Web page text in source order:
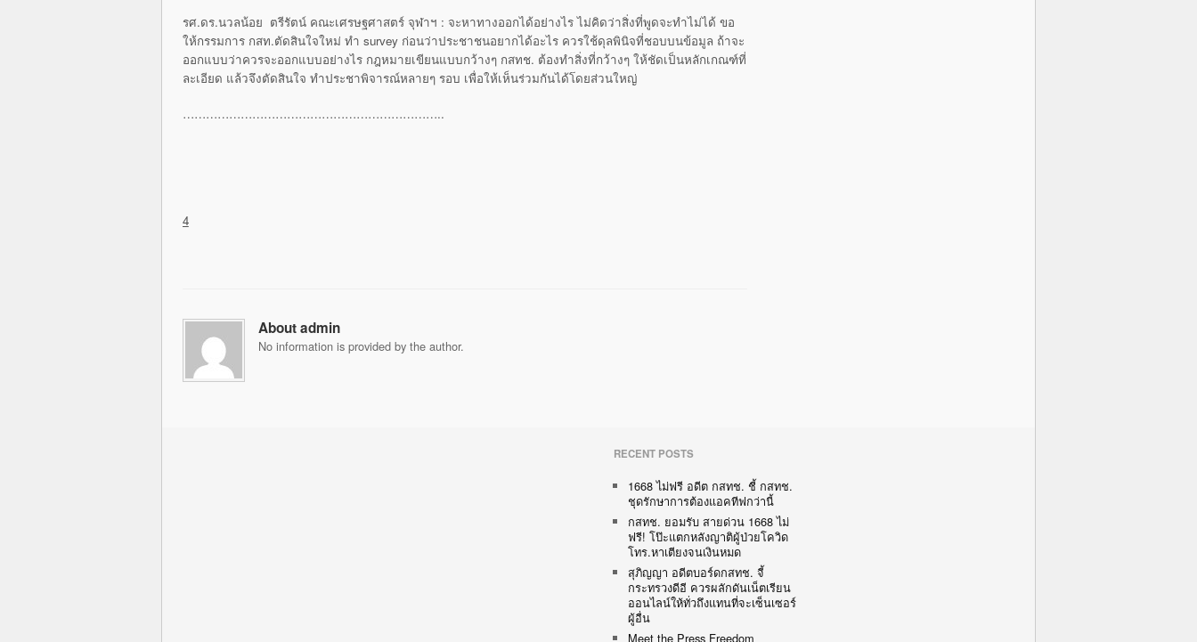
รศ.ดร.นวลน้อย ตรีรัตน์ คณะเศรษฐศาสตร์ จุฬาฯ : จะหาทางออกได้อย่างไร ไม่คิดว่าสิ่งที่พูดจะทำไม่ได้ ขอ
ให้กรรมการ กสท.ตัดสินใจใหม่ ทำ survey ก่อนว่าประชาชนอยากได้อะไร ควรใช้ดุลพินิจที่ชอบบนข้อมูล ถ้าจะ
ออกแบบว่าควรจะออกแบบอย่างไร กฎหมายเขียนแบบกว้างๆ กสทช. ต้องทำสิ่งที่กว้างๆ ให้ชัดเป็นหลักเกณฑ์ที่
ละเอียด แล้วจึงตัดสินใจ ทำประชาพิจารณ์หลายๆ รอบ เพื่อให้เห็นร่วมกันได้โดยส่วนใหญ่
…………………………………………………………..
4
About admin
No information is provided by the author.
RECENT POSTS
1668 ไม่ฟรี อดีต กสทช. ชี้ กสทช.
ชุดรักษาการต้องแอคทีฟกว่านี้
กสทช. ยอมรับ สายด่วน 1668 ไม่
ฟรี! โป๊ะแตกหลังญาติผู้ป่วยโควิด
โทร.หาเตียงจนเงินหมด
สุภิญญา อดีตบอร์ดกสทช. จี้
กระทรวงดีอี ควรผลักดันเน็ตเรียน
ออนไลน์ให้ทั่วถึงแทนที่จะเซ็นเซอร์
ผู้อื่น
Meet the Press Freedom